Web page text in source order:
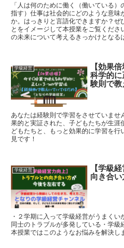
「人は何のために働く（働いている
指す）仕事は社会的にどのような意味
か。はっきりと言語化できますか？ぜ
とをイメージして本授業をご覧くださ
の未来について考えるきっかけとなる
学級経営
【効果
科学的
験則で教
あなたは経験則で学習をさせていませ
果的と実証された、子どもたちが生涯
どもたちと、もっと効果的に学習を
見です！
学級経営
【学級
向き合
・２学期に入って学級経営がうまく
同士のトラブルが多発している・学級
本授業ではこのようなお悩みを解決し